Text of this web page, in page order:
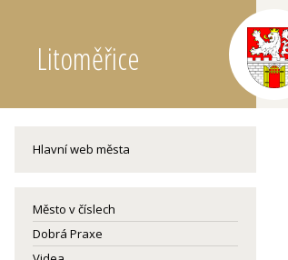
Litoměřice
Hlavní web města
Město v číslech
Dobrá Praxe